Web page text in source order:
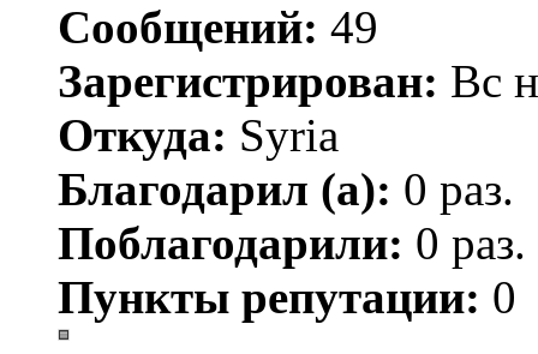
Сообщений: 49
Зарегистрирован: Вс
Откуда: Syria
Благодарил (а): 0 раз.
Поблагодарили: 0 раз.
Пункты репутации: 0